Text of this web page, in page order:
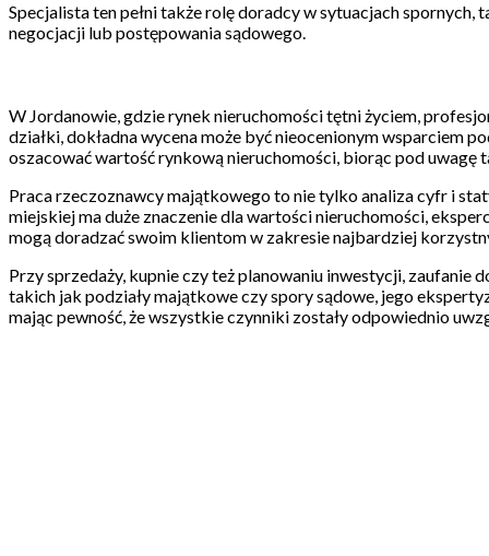
Specjalista ten pełni także rolę doradcy w sytuacjach
negocjacji lub postępowania sądowego.
W Jordanowie, gdzie rynek nieruchomości tętni życiem,
działki, dokładna wycena może być nieocenionym wsparciem
oszacować wartość rynkową nieruchomości, biorąc pod
Praca rzeczoznawcy majątkowego to nie tylko analiza cyfr i
miejskiej ma duże znaczenie dla wartości nieruchomości,
mogą doradzać swoim klientom w zakresie najbardziej
Przy sprzedaży, kupnie czy też planowaniu inwestycji, zaufanie
takich jak podziały majątkowe czy spory sądowe, jego
mając pewność, że wszystkie czynniki zostały odpowiednio